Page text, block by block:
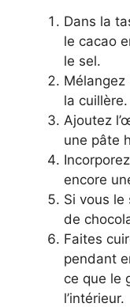
Dans la
le cacao
le sel.
la cuillère.
Ajoutez
une pâte
encore
Si vous
de
Faites
pendant
ce que le
l’intérieur.